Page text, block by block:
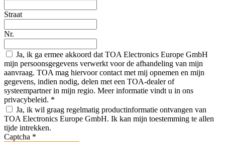
Straat
Nr.
Ja, ik ga ermee akkoord dat TOA Electronics Europe GmbH
mijn persoonsgegevens verwerkt voor de afhandeling van mijn
aanvraag. TOA mag hiervoor contact met mij opnemen en mijn
gegevens, indien nodig, delen met een TOA-dealer of
systeempartner in mijn regio. Meer informatie vindt u in ons
privacybeleid. *
Ja, ik wil graag regelmatig productinformatie ontvangen van
TOA Electronics Europe GmbH. Ik kan mijn toestemming te allen
tijde intrekken.
Captcha *